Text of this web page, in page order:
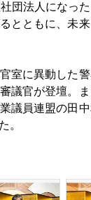
団法人になっ
とともに、未
室に異動した
議官が登壇。
議員連盟の田
。